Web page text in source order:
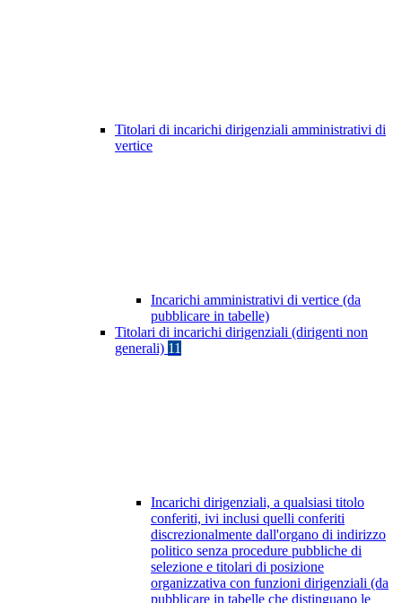
Titolari di incarichi dirigenziali amministrativi di
vertice
Incarichi amministrativi di vertice (da
pubblicare in tabelle)
Titolari di incarichi dirigenziali (dirigenti non
generali) 11
Incarichi dirigenziali, a qualsiasi titolo
conferiti, ivi inclusi quelli conferiti
discrezionalmente dall'organo di indirizzo
politico senza procedure pubbliche di
selezione e titolari di posizione
organizzativa con funzioni dirigenziali (da
pubblicare in tabelle che distinguano le